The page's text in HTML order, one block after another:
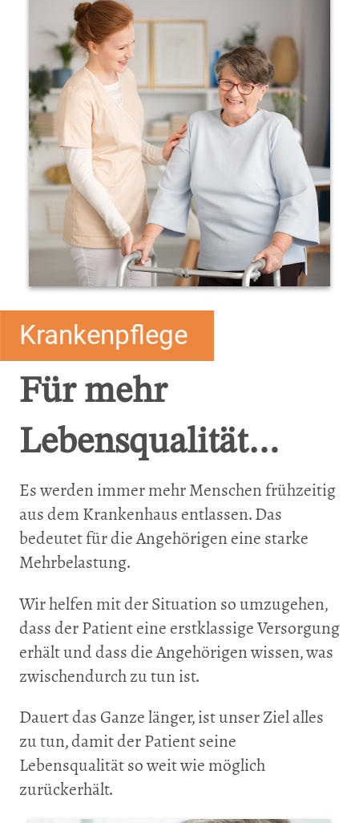
Krankenpflege
Für mehr
Lebensqualität…
Es werden immer mehr Menschen frühzeitig
aus dem Krankenhaus entlassen. Das
bedeutet für die Angehörigen eine starke
Mehrbelastung.
Wir helfen mit der Situation so umzugehen,
dass der Patient eine erstklassige Versorgung
erhält und dass die Angehörigen wissen, was
zwischendurch zu tun ist.
Dauert das Ganze länger, ist unser Ziel alles
zu tun, damit der Patient seine
Lebensqualität so weit wie möglich
zurückerhält.